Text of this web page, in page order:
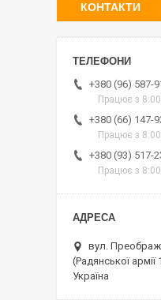
КОНТАКТИ
+380 (96) 587-
Працює з
+380 (66) 147-
Працює з
+380 (93) 517-
Працює з
вул.
(Радянської
Україна